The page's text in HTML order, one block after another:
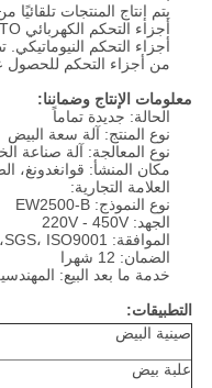
يتم إنتاج المنتجات
أجزاء التحكم النيوماتيكي.
من أجزاء التحكم للحصول
معلومات الإنتاج وضماننا:
الحالة: جديدة تماماً
نوع المنتج: آلة سعة البيض
نوع المعالجة: آلة صناعة
مكان المنشأ: قوانغدونغ،
العلامة التجارية:
نوع النموذج: EW2500-B
الجهد: 220V - 450V
الموافقة: CE، TUV،SGS، ISO9001
الضمان: 12 شهرا
خدمة ما بعد البيع:
التطبيقات:
صينية البيض
علبة بيض